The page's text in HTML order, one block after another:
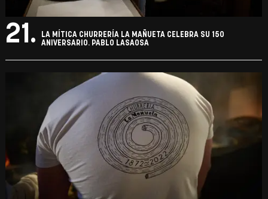
21.
LA MÍTICA CHURRERÍA LA MAÑUETA CELEBRA SU 150
ANIVERSARIO. PABLO LASAOSA